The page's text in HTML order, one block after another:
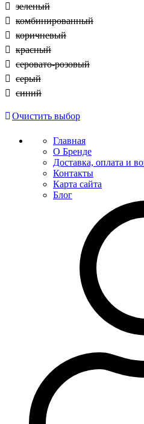
зеленый
комбинированный
коричневый
красный
серовато-розовый
серый
синий
Очистить выбор
Главная
О Бренде
Доставка, оплата и
Контакты
Карта сайта
Блог